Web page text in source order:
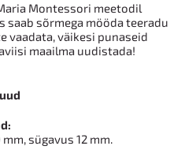
Montessori meetodil
saab sõrmega mööda teeradu
vaadata, väikesi punaseid
maailma uudistada!
sügavus 12 mm.